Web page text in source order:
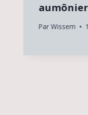
ParWissem